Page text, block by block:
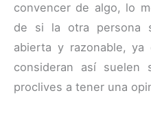
convencer de algo, lo
de si la otra persona
abierta y razonable,
consideran así suelen
proclives a tener una